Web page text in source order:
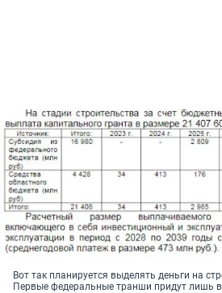
Вот так планируется выделять деньги на
Первые федеральные транши придут лишь в